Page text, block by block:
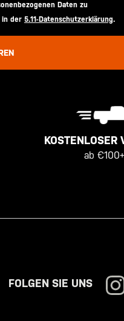
Daten zu
in der 5.11-Datenschutzerklärung.
KOSTENLOSER
ab
FOLGEN SIE UNS